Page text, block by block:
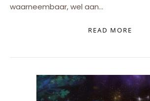
waarneembaar, wel aan…
READ MORE